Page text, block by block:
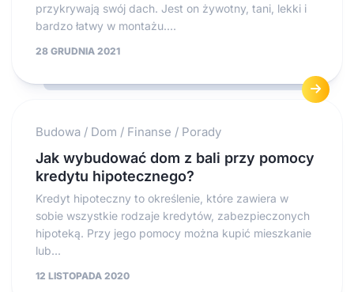
przykrywają swój dach. Jest on żywotny, tani, lekki i
bardzo łatwy w montażu....
28 GRUDNIA 2021
Budowa / Dom / Finanse / Porady
Jak wybudować dom z bali przy pomocy
kredytu hipotecznego?
Kredyt hipoteczny to określenie, które zawiera w
sobie wszystkie rodzaje kredytów, zabezpieczonych
hipoteką. Przy jego pomocy można kupić mieszkanie
lub...
12 LISTOPADA 2020